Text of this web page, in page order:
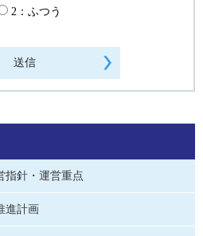
2：ふつう
指針・運営重点
進計画